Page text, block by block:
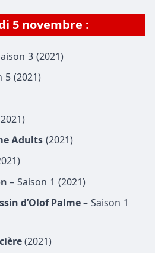
5 novembre :
3 (2021)
5 (2021)
Adults (2021)
– Saison 1 (2021)
d’Olof Palme – Saison 1
(2021)